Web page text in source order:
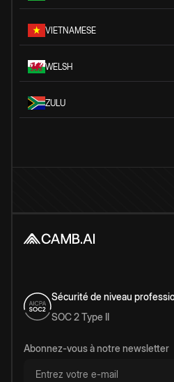
VIETNAMESE
WELSH
ZULU
Sécurité de niveau
SOC 2 Type II
Abonnez-vous à notre newsletter